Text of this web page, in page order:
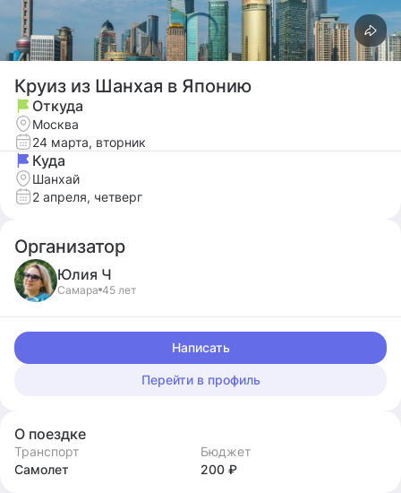
Круиз из Шанхая в Японию
Откуда
Москва
24 марта, вторник
Куда
Шанхай
2 апреля, четверг
Организатор
Юлия Ч
Самара 45 лет
Написать
Перейти в профиль
О поездке
Транспорт
Самолет
Бюджет
200 ₽